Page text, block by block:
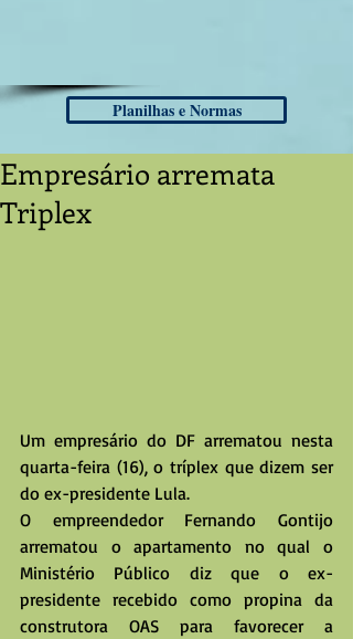
Planilhas e Normas
Empresário arremata
Triplex
Um empresário do DF arrematou nesta
quarta-feira (16), o tríplex que dizem ser
do ex-presidente Lula.
O empreendedor Fernando Gontijo
arrematou o apartamento no qual o
Ministério Público diz que o ex-
presidente recebido como propina da
construtora OAS para favorecer a